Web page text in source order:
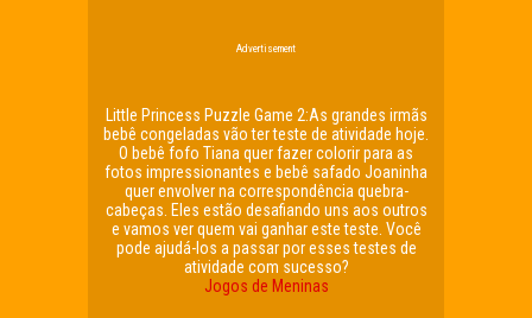
Advertisement
Little Princess Puzzle Game 2:As grandes irmãs
bebê congeladas vão ter teste de atividade hoje.
O bebê fofo Tiana quer fazer colorir para as
fotos impressionantes e bebê safado Joaninha
quer envolver na correspondência quebra-
cabeças. Eles estão desafiando uns aos outros
e vamos ver quem vai ganhar este teste. Você
pode ajudá-los a passar por esses testes de
atividade com sucesso?
Jogos de Meninas